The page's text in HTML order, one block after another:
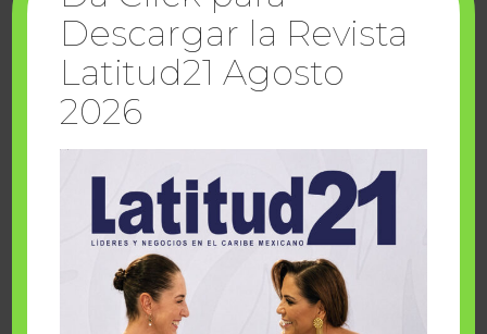
Cuando la solidaridad inspira; cumplen
sueños Fairmont Mayakoba y Make-A-Wish
Descargar la Revista
Latitud21 Agosto
2026